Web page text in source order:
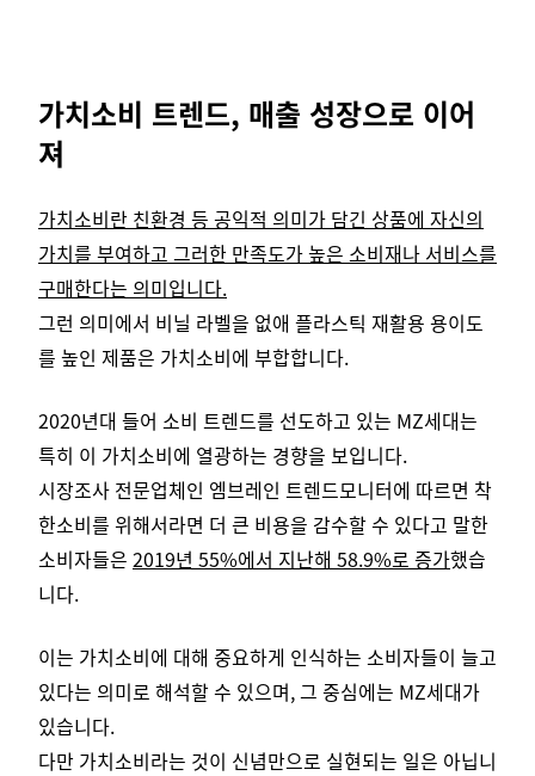
가치소비 트렌드, 매출 성장으로 이어
져
가치소비란 친환경 등 공익적 의미가 담긴 상품에 자신의
가치를 부여하고 그러한 만족도가 높은 소비재나 서비스를
구매한다는 의미입니다.
그런 의미에서 비닐 라벨을 없애 플라스틱 재활용 용이도
를 높인 제품은 가치소비에 부합합니다.
2020년대 들어 소비 트렌드를 선도하고 있는 MZ세대는
특히 이 가치소비에 열광하는 경향을 보입니다.
시장조사 전문업체인 엠브레인 트렌드모니터에 따르면 착
한소비를 위해서라면 더 큰 비용을 감수할 수 있다고 말한
소비자들은 2019년 55%에서 지난해 58.9%로 증가했습
니다.
이는 가치소비에 대해 중요하게 인식하는 소비자들이 늘고
있다는 의미로 해석할 수 있으며, 그 중심에는 MZ세대가
있습니다.
다만 가치소비라는 것이 신념만으로 실현되는 일은 아닙니